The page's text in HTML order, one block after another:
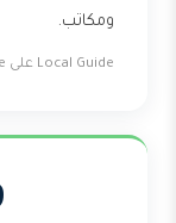
ومكاتب.
Local Guide على Google